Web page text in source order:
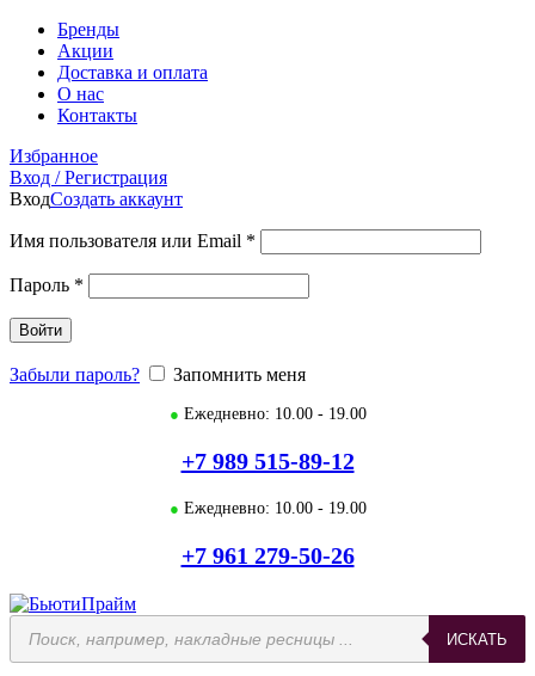
Бренды
Акции
Доставка и оплата
О нас
Контакты
Избранное
Вход / Регистрация
ВходСоздать аккаунт
Имя пользователя или Email *
Пароль *
Войти
Забыли пароль? Запомнить меня
● Ежедневно: 10.00 - 19.00
+7 989 515-89-12
● Ежедневно: 10.00 - 19.00
+7 961 279-50-26
ИСКАТЬ